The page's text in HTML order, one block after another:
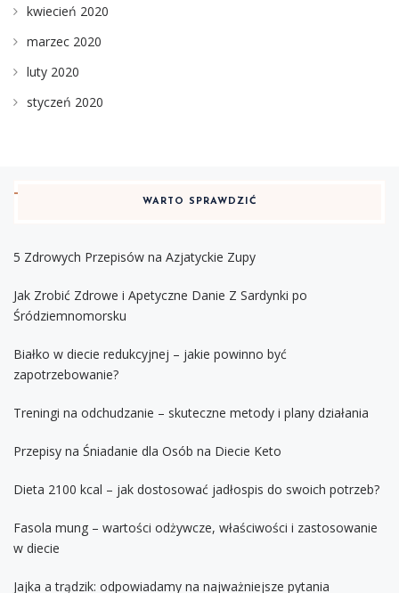
kwiecień 2020
marzec 2020
luty 2020
styczeń 2020
WARTO SPRAWDZIĆ
5 Zdrowych Przepisów na Azjatyckie Zupy
Jak Zrobić Zdrowe i Apetyczne Danie Z Sardynki po
Śródziemnomorsku
Białko w diecie redukcyjnej – jakie powinno być
zapotrzebowanie?
Treningi na odchudzanie – skuteczne metody i plany działania
Przepisy na Śniadanie dla Osób na Diecie Keto
Dieta 2100 kcal – jak dostosować jadłospis do swoich potrzeb?
Fasola mung – wartości odżywcze, właściwości i zastosowanie
w diecie
Jajka a trądzik: odpowiadamy na najważniejsze pytania